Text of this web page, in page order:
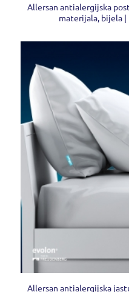
Allersan antialergijska
materijala, bijela |
Allersan antialergijska